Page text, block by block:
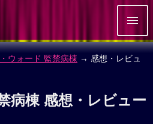
ウォード 監禁病棟 → 感想・レビュ
病棟 感想・レビュー